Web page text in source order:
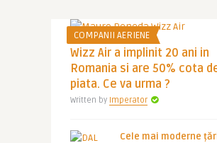
COMPANII AERIENE
Wizz Air a implinit 20 ani in
Romania si are 50% cota
piata. Ce va urma ?
Written by Imperator
Cele mai moderne